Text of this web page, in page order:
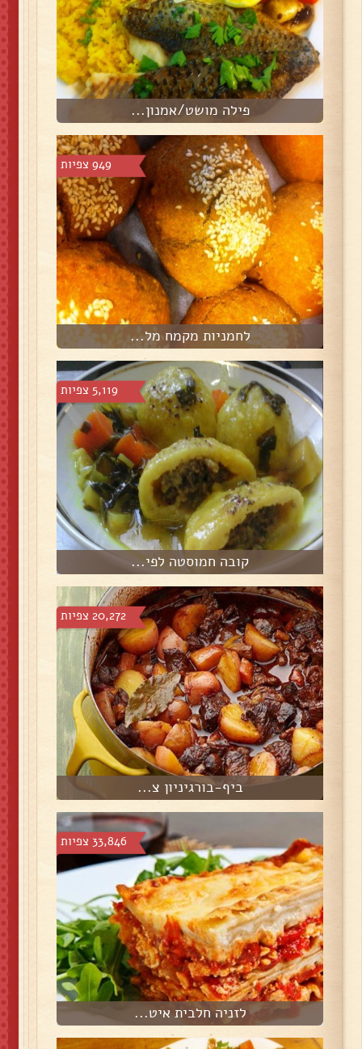
פילה מושט/אמנון...
949 צפיות
לחמניות מקמח מל...
5,119 צפיות
קובה חמוסטה לפי...
20,272 צפיות
ביף-בורגיניון צ...
33,846 צפיות
לזניה חלבית איט...